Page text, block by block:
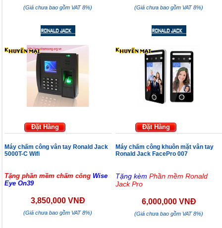
(Giá chưa bao gồm VAT 8%) (Giá chưa bao gồm VAT 8%)
Đặt Hàng
Máy chấm công vân tay Ronald Jack
5000T-C Wifi
Tặng phần mềm chấm công Wise
Eye On39
3,850,000 VNĐ
(Giá chưa bao gồm VAT 8%)
Đặt Hàng
Máy chấm công khuôn mặt vân tay
Ronald Jack FacePro 007
Tặng kèmPhần mềm Ronald
Jack Pro
6,000,000 VNĐ
(Giá chưa bao gồm VAT 8%)